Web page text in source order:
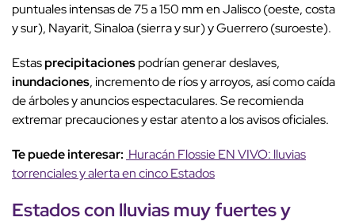
puntuales intensas de 75 a 150 mm en Jalisco (oeste, costa
y sur), Nayarit, Sinaloa (sierra y sur) y Guerrero (suroeste).
Estasprecipitacionespodrían generar deslaves,
inundaciones, incremento de ríos y arroyos, así como caída
de árboles y anuncios espectaculares. Se recomienda
extremar precauciones y estar atento a los avisos oficiales.
Te puede interesar: Huracán Flossie EN VIVO: lluvias
torrenciales y alerta en cinco Estados
Estados con lluvias muy fuertes y